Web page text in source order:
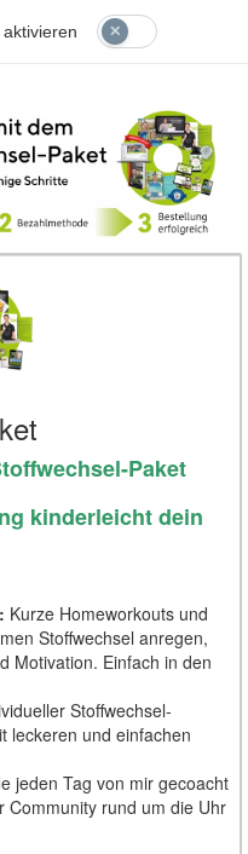
Paket
kinderleicht dein
Kurze Homeworkouts und
Stoffwechsel anregen,
Motivation. Einfach in den
Stoffwechsel-
leckeren und einfachen
jeden Tag von mir gecoacht
Community rund um die Uhr